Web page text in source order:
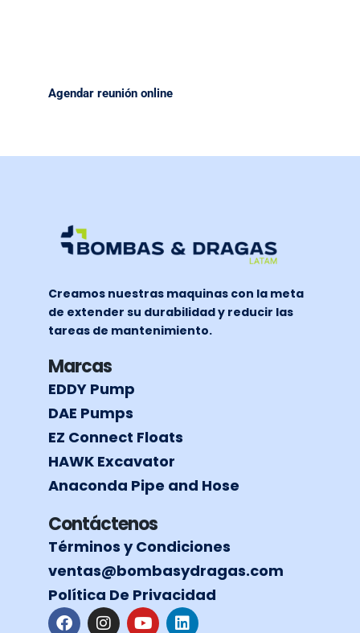
Agendar reunión online
Creamos nuestras maquinas con la meta
de extender su durabilidad y reducir las
tareas de mantenimiento.
Marcas
EDDY Pump
DAE Pumps
EZ Connect Floats
HAWK Excavator
Anaconda Pipe and Hose
Contáctenos
Términos y Condiciones
ventas@bombasydragas.com
Política De Privacidad